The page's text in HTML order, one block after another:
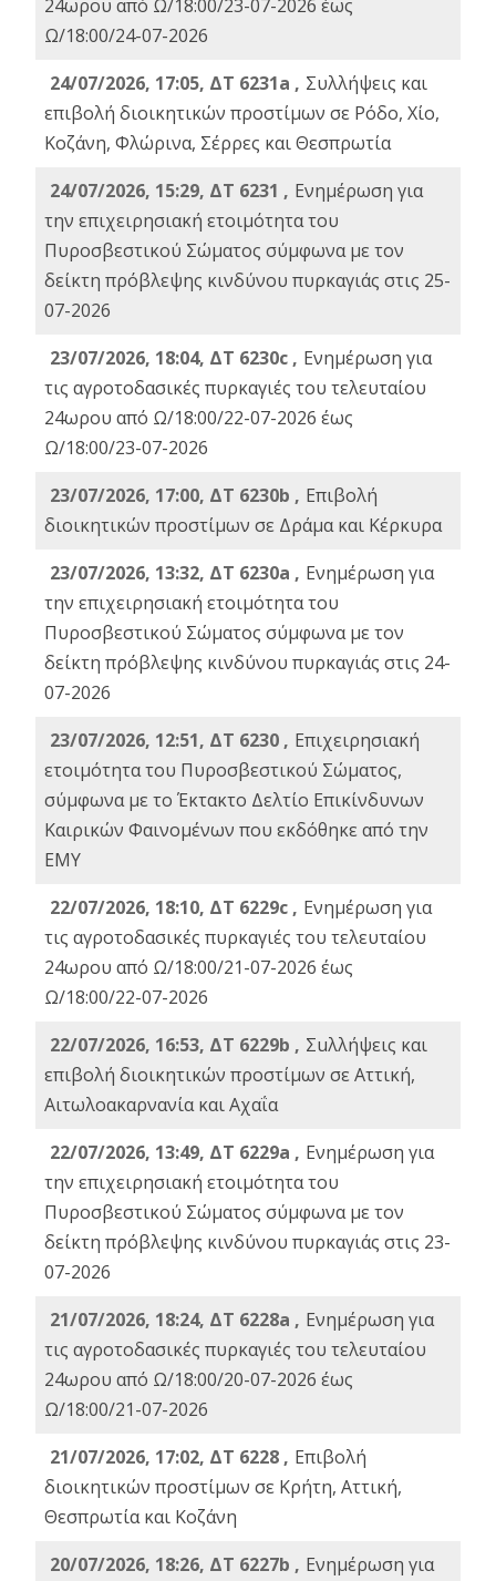
24ωρου από Ω/18:00/23-07-2026 έως
Ω/18:00/24-07-2026
24/07/2026, 17:05, ΔΤ 6231a , Συλλήψεις και
επιβολή διοικητικών προστίμων σε Ρόδο, Χίο,
Κοζάνη, Φλώρινα, Σέρρες και Θεσπρωτία
24/07/2026, 15:29, ΔΤ 6231 , Ενημέρωση για
την επιχειρησιακή ετοιμότητα του
Πυροσβεστικού Σώματος σύμφωνα με τον
δείκτη πρόβλεψης κινδύνου πυρκαγιάς στις 25-
07-2026
23/07/2026, 18:04, ΔΤ 6230c , Ενημέρωση για
τις αγροτοδασικές πυρκαγιές του τελευταίου
24ωρου από Ω/18:00/22-07-2026 έως
Ω/18:00/23-07-2026
23/07/2026, 17:00, ΔΤ 6230b , Επιβολή
διοικητικών προστίμων σε Δράμα και Κέρκυρα
23/07/2026, 13:32, ΔΤ 6230a , Ενημέρωση για
την επιχειρησιακή ετοιμότητα του
Πυροσβεστικού Σώματος σύμφωνα με τον
δείκτη πρόβλεψης κινδύνου πυρκαγιάς στις 24-
07-2026
23/07/2026, 12:51, ΔΤ 6230 , Επιχειρησιακή
ετοιμότητα του Πυροσβεστικού Σώματος,
σύμφωνα με το Έκτακτο Δελτίο Επικίνδυνων
Καιρικών Φαινομένων που εκδόθηκε από την
ΕΜΥ
22/07/2026, 18:10, ΔΤ 6229c , Ενημέρωση για
τις αγροτοδασικές πυρκαγιές του τελευταίου
24ωρου από Ω/18:00/21-07-2026 έως
Ω/18:00/22-07-2026
22/07/2026, 16:53, ΔΤ 6229b , Σuλλήψεις και
επιβολή διοικητικών προστίμων σε Αττική,
Αιτωλοακαρνανία και Αχαΐα
22/07/2026, 13:49, ΔΤ 6229a , Ενημέρωση για
την επιχειρησιακή ετοιμότητα του
Πυροσβεστικού Σώματος σύμφωνα με τον
δείκτη πρόβλεψης κινδύνου πυρκαγιάς στις 23-
07-2026
21/07/2026, 18:24, ΔΤ 6228a , Ενημέρωση για
τις αγροτοδασικές πυρκαγιές του τελευταίου
24ωρου από Ω/18:00/20-07-2026 έως
Ω/18:00/21-07-2026
21/07/2026, 17:02, ΔΤ 6228 , Επιβολή
διοικητικών προστίμων σε Κρήτη, Αττική,
Θεσπρωτία και Κοζάνη
20/07/2026, 18:26, ΔΤ 6227b , Ενημέρωση για